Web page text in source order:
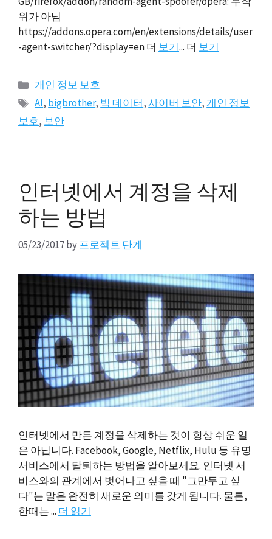
위가 아님
https://addons.opera.com/en/extensions/details/user
-agent-switcher/?display=en 더 보기... 더 보기
카
테
고
리
개인 정보 보호
태
그
AI, bigbrother, 빅 데이터,사이버 보안, 개인 정보
보호, 보안
인터넷에서 계정을 삭제
하는 방법
05/23/2017by프로젝트 단계
인터넷에서 만든 계정을 삭제하는 것이 항상 쉬운 일
은 아닙니다. Facebook, Google, Netflix, Hulu 등 유명
서비스에서 탈퇴하는 방법을 알아보세요. 인터넷 서
비스와의 관계에서 벗어나고 싶을 때 "그만두고 싶
다"는 말은 완전히 새로운 의미를 갖게 됩니다. 물론,
한때는 ... 더 읽기